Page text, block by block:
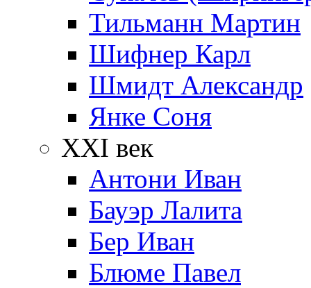
Тильманн Мартин
Шифнер Карл
Шмидт Александр
Янке Соня
XXI век
Антони Иван
Бауэр Лалита
Бер Иван
Блюме Павел